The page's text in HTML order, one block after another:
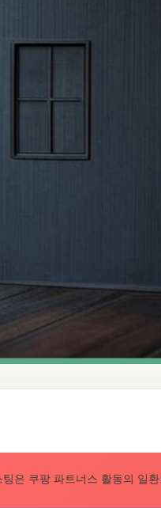
은 쿠팡 파트너스 활동의 일